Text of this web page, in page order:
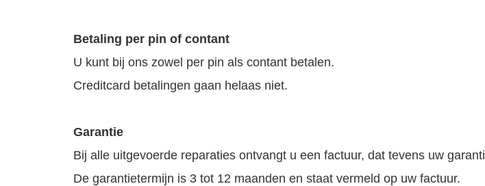
Betaling per pin of contant
U kunt bij ons zowel per pin als contant betalen.
Creditcard betalingen gaan helaas niet.
Garantie
Bij alle uitgevoerde reparaties ontvangt u een factuur, dat tevens uw
De garantietermijn is 3 tot 12 maanden en staat vermeld op uw factuur.